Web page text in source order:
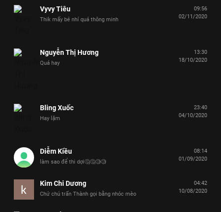
Vyvy Tiêu
Thik mấy bé nhí quá thông minh
09:56
02/11/2020
Nguyễn Thị Hương
Quá hay
13:30
18/10/2020
Bling Xuốc
Hay lặm
23:40
04/10/2020
Diễm Kiều
làm sao để thi dợi🤔🤔🧐🧐
08:14
01/09/2020
Kim Chi Dương
Chứ chú trấn Thành gọi bằng nhóc mèo
04:42
10/08/2020